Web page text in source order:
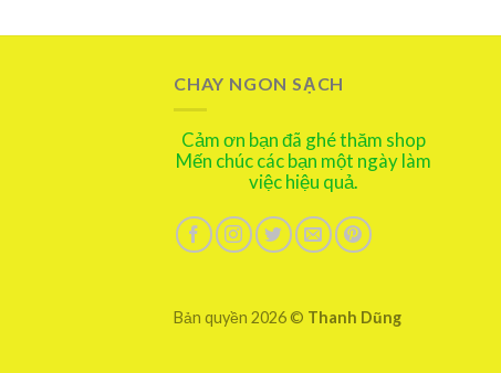
CHAY NGON SẠCH
Cảm ơn bạn đã ghé thăm shop
Mến chúc các bạn một ngày làm
việc hiệu quả.
Bản quyền 2026 © Thanh Dũng